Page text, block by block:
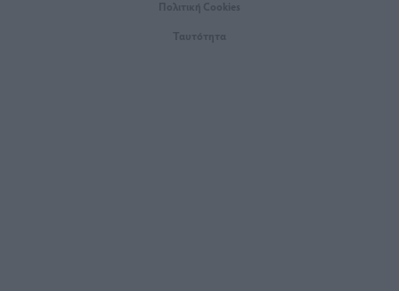
Πολιτική Cookies
Ταυτότητα